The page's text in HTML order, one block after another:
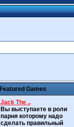
Featured Games
Jack The ..
Вы выступаете в роли
парня которому надо
сделать правильный